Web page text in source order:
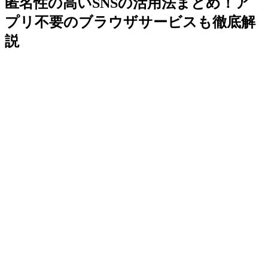
匿名性の高いSNSの活用法まとめ！ア
プリ不要のブラウザサービスも徹底解
説